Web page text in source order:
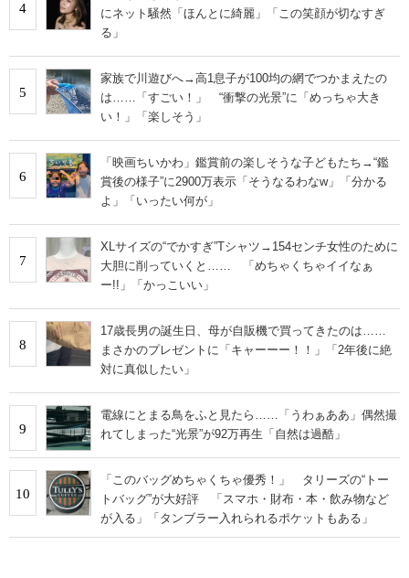
4
にネット騒然「ほんとに綺麗」「この笑顔が切なすぎ
る」
5
家族で川遊びへ→高1息子が100均の網でつかまえたの
は……「すごい！」 “衝撃の光景”に「めっちゃ大き
い！」「楽しそう」
6
「映画ちいかわ」鑑賞前の楽しそうな子どもたち→“鑑
賞後の様子”に2900万表示「そうなるわなw」「分かる
よ」「いったい何が」
7
XLサイズの“でかすぎ”Tシャツ→154センチ女性のために
大胆に削っていくと…… 「めちゃくちゃイイなぁ
ー!!」「かっこいい」
8
17歳長男の誕生日、母が自販機で買ってきたのは……
まさかのプレゼントに「キャーーー！！」「2年後に絶
対に真似したい」
9
電線にとまる鳥をふと見たら……「うわぁああ」偶然撮
れてしまった“光景”が92万再生「自然は過酷」
10
「このバッグめちゃくちゃ優秀！」 タリーズの“トー
トバッグ”が大好評 「スマホ・財布・本・飲み物など
が入る」「タンブラー入れられるポケットもある」